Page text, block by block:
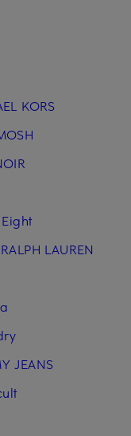
KORS
LAUREN
JEANS